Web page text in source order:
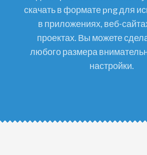
скачать в формате png для
в приложениях, веб-
проектах. Вы можете
любого размера
настройки.